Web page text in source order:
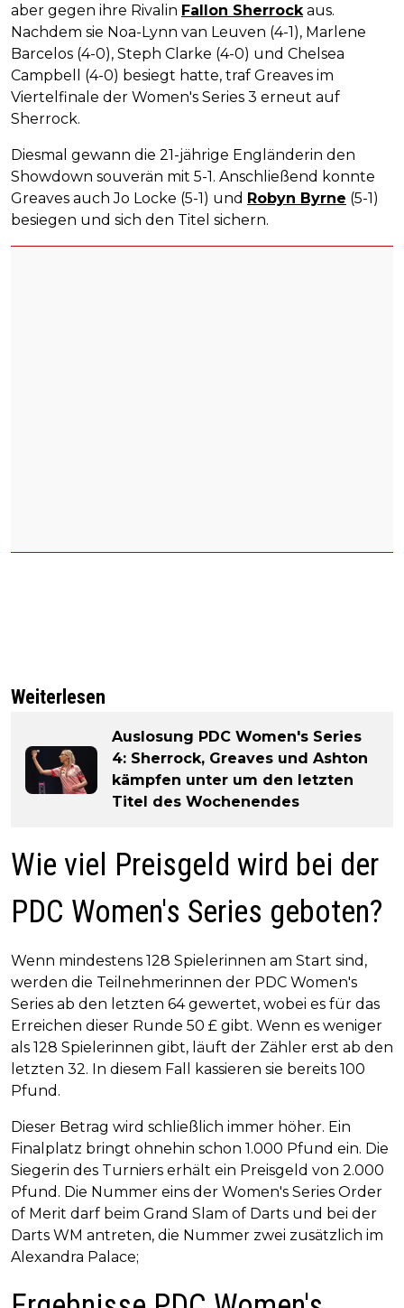
aber gegen ihre Rivalin Fallon Sherrockaus.
Nachdem sie Noa-Lynn van Leuven (4-1), Marlene
Barcelos (4-0), Steph Clarke (4-0) und Chelsea
Campbell (4-0) besiegt hatte, traf Greaves im
Viertelfinale der Women's Series 3 erneut auf
Sherrock.
Diesmal gewann die 21-jährige Engländerin den
Showdown souverän mit 5-1. Anschließend konnte
Greaves auch Jo Locke (5-1) und Robyn Byrne (5-1)
besiegen und sich den Titel sichern.
Weiterlesen
Auslosung PDC Women's Series
4: Sherrock, Greaves und Ashton
kämpfen unter um den letzten
Titel des Wochenendes
Wie viel Preisgeld wird bei der
PDC Women's Series geboten?
Wenn mindestens 128 Spielerinnen am Start sind,
werden die Teilnehmerinnen der PDC Women's
Series ab den letzten 64 gewertet, wobei es für das
Erreichen dieser Runde 50 £ gibt. Wenn es weniger
als 128 Spielerinnen gibt, läuft der Zähler erst ab den
letzten 32. In diesem Fall kassieren sie bereits 100
Pfund.
Dieser Betrag wird schließlich immer höher. Ein
Finalplatz bringt ohnehin schon 1.000 Pfund ein. Die
Siegerin des Turniers erhält ein Preisgeld von 2.000
Pfund. Die Nummer eins der Women's Series Order
of Merit darf beim Grand Slam of Darts und bei der
Darts WM antreten, die Nummer zwei zusätzlich im
Alexandra Palace;